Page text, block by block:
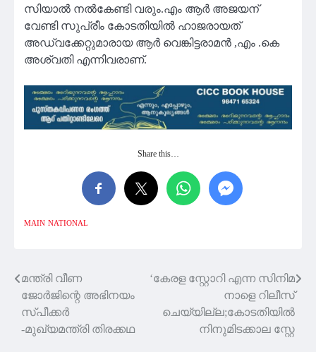
സിയാൽ നൽകേണ്ടി വരും.എം ആർ അജയന്
വേണ്ടി സുപ്രീം കോടതിയിൽ ഹാജരായത്
അഡ്വക്കേറ്റുമാരായ ആർ വെങ്കിട്ടരാമൻ ,എം .കെ
അശ്വതി എന്നിവരാണ്.
Share this…
MAIN NATIONAL
Post
navigation
മന്ത്രി വീണ
ജോർജിന്റെ അഭിനയം
സ്പീക്കർ
-മുഖ്യമന്ത്രി തിരക്കഥ
‘കേരള സ്റ്റോറി എന്ന സിനിമ
നാളെ റിലീസ്
ചെയ്യില്ല;കോടതിയിൽ
നിനുമിടക്കാല സ്റ്റേ